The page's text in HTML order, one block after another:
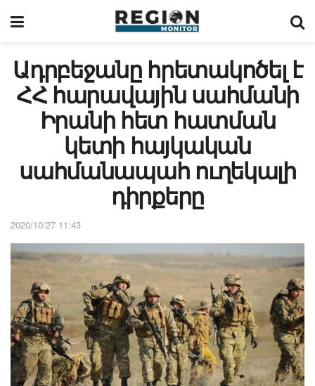
Ադրբեջանը հրետակոծել է
ՀՀ հարավային սահմանի
Իրանի հետ հատման
կետի հայկական
սահմանապահ ուղեկալի
դիրքերը
2020/10/27 11:43